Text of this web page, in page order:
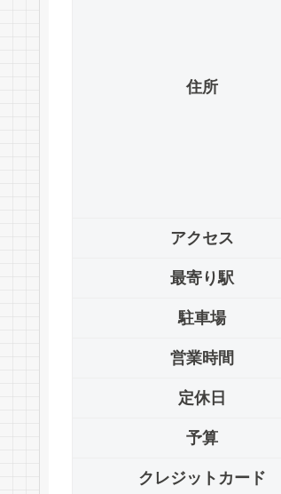
住所
アクセス
最寄り駅
駐車場
営業時間
定休日
予算
クレジットカード